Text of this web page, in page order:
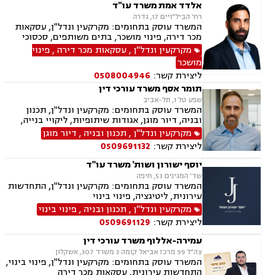
אלדד אמת משרד עו"ד
רח' הביל"ויים 17, גדרה
המשרד עוסק בתחומים: מקרקעין ונדל"ן, עסקאות
מכר דירה, פינוי מושכר, בתים משותפים, סכסוכי
שכנים, ירושות וצוואות, אזרחי מסחרי, הוצאה לפועל,
גביית חובות
מקרקעין ונדל"ן,עסקאות מכר דירה , פינוי
מושכר
ליצירת קשר: 0508004946
תומר אסף משרד עורכי דין
שפע טל 1, תל-אביב
המשרד עוסק בתחומים: מקרקעין ונדל"ן, תכנון
ובניה, דיור מוגן, אגודות שיתופיות, ליקויי בנייה,
מושבים וקיבוצים, פינוי בינוי, קבוצות רכישה,
עסקאות מכר דירה, פינוי מושכר, הפקעת קרקעות,
מגרשים לבניה, דיירות מוגנת, נחלות ומשקים
במושבים, רשות מקרקעי ישראל, צווי הריסה, רישום
קבלנים, בתים משותפים, נדל"ן ביהודה ושומרון,
ייפוי כוח מתמשך, ירושות וצואות
מקרקעין ונדל"ן, תכנון ובניה , דיור מוגן
ליצירת קשר: 0509691132
יוסף ישורון ושות' משרד עו"ד
שד' המגינים 53, חיפה
המשרד עוסק בתחומים: מקרקעין ונדל"ן, התחדשות
עירונית, ליטיגציה, פינוי בינוי
מקרקעין ונדל"ן, תכנון ובניה , פינוי בינוי
ליצירת קשר: 0509691129
עמירה-אללוף משרד עורכי דין
צה"ל 99 מרכז אביאל קומה 3 משרד 307, אשקלון
המשרד עוסק בתחומים: מקרקעין ונדל"ן, פינוי בינוי,
התחדשות עירונית, עסקאות מכר דירה